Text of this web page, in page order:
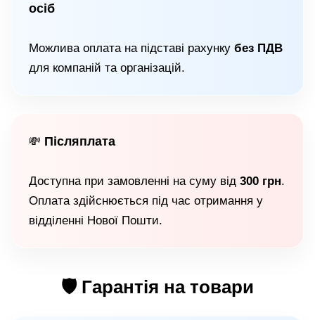
осіб
Можлива оплата на підставі рахунку без ПДВ
для компаній та організацій.
💸 Післяплата
Доступна при замовленні на суму від 300 грн.
Оплата здійснюється під час отримання у
відділенні Нової Пошти.
🛡 Гарантія на товари